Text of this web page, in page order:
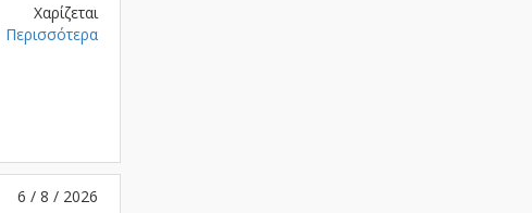
Χαρίζεται
Περισσότερα
6 / 8 / 2026